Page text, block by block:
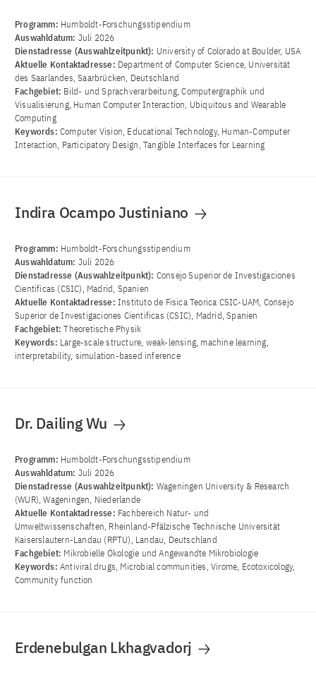
Programm: Humboldt-Forschungsstipendium
Auswahldatum: Juli 2026
Dienstadresse (Auswahlzeitpunkt): University of Colorado at Boulder, USA
Aktuelle Kontaktadresse: Department of Computer Science, Universität
des Saarlandes, Saarbrücken, Deutschland
Fachgebiet: Bild- und Sprachverarbeitung, Computergraphik und
Visualisierung, Human Computer Interaction, Ubiquitous and Wearable
Computing
Keywords: Computer Vision, Educational Technology, Human-Computer
Interaction, Participatory Design, Tangible Interfaces for Learning
Indira Ocampo Justiniano
Programm: Humboldt-Forschungsstipendium
Auswahldatum: Juli 2026
Dienstadresse (Auswahlzeitpunkt): Consejo Superior de Investigaciones
Cientificas (CSIC), Madrid, Spanien
Aktuelle Kontaktadresse: Instituto de Fisica Teorica CSIC-UAM, Consejo
Superior de Investigaciones Cientificas (CSIC), Madrid, Spanien
Fachgebiet:Theoretische Physik
Keywords: Large-scale structure, weak-lensing, machine learning,
interpretability, simulation-based inference
Dr. Dailing Wu
Programm: Humboldt-Forschungsstipendium
Auswahldatum: Juli 2026
Dienstadresse (Auswahlzeitpunkt): Wageningen University & Research
(WUR), Wageningen, Niederlande
Aktuelle Kontaktadresse: Fachbereich Natur- und
Umweltwissenschaften, Rheinland-Pfälzische Technische Universität
Kaiserslautern-Landau (RPTU), Landau, Deutschland
Fachgebiet: Mikrobielle Ökologie und Angewandte Mikrobiologie
Keywords: Antiviral drugs, Microbial communities, Virome, Ecotoxicology,
Community function
Erdenebulgan Lkhagvadorj